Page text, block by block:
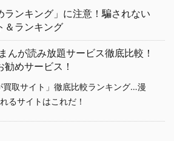
ランキング」に注意！騙されない
＆ランキング
んが読み放題サービス徹底比較！
めサービス！
買取サイト」徹底比較ランキング…漫
るサイトはこれだ！